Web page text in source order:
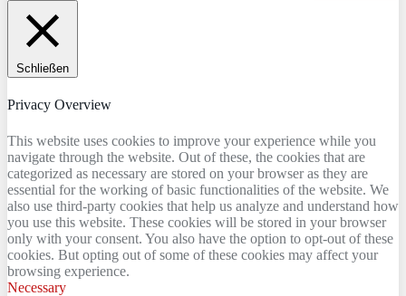
Schließen
Privacy Overview
This website uses cookies to improve your experience while you
navigate through the website. Out of these, the cookies that are
categorized as necessary are stored on your browser as they are
essential for the working of basic functionalities of the website. We
also use third-party cookies that help us analyze and understand how
you use this website. These cookies will be stored in your browser
only with your consent. You also have the option to opt-out of these
cookies. But opting out of some of these cookies may affect your
browsing experience.
Necessary